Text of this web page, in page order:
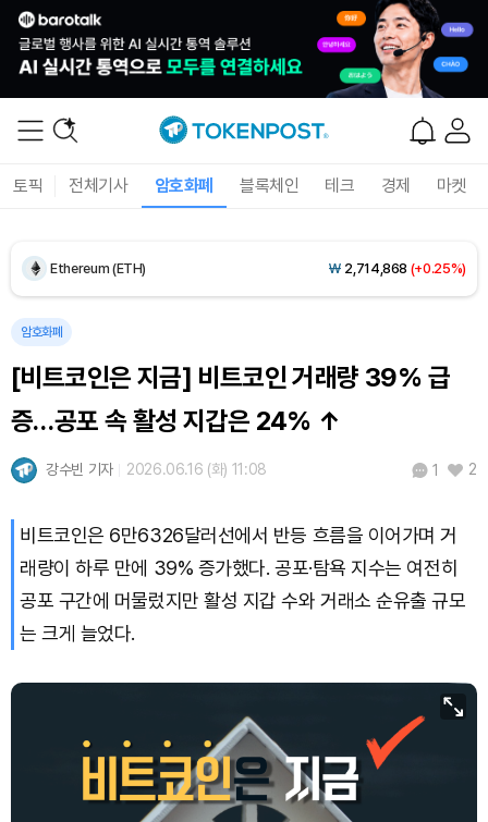
토픽 전체기사 암호화폐 블록체인 테크 경제 마켓
Ethereum (ETH) ₩ 2,714,868 (+0.25%)
Tether USDt (USDT)
BNB (BNB) ₩851,649(+0.26%)
USDC (USDC)
Solana (SOL) ₩108,407(+0.70%)
TRON (TRX) ₩ 464.7(+0.16%)
(-0.16%)
Bitcoin (BTC) ₩91,940,579
암호화폐
[비트코인은 지금] 비트코인 거래량 39% 급
증…공포 속 활성 지갑은 24% ↑
강수빈 기자 2026.06.16 (화) 11:08 1 2
비트코인은 6만6326달러선에서 반등 흐름을 이어가며 거
래량이 하루 만에 39% 증가했다. 공포·탐욕 지수는 여전히
공포 구간에 머물렀지만 활성 지갑 수와 거래소 순유출 규모
는 크게 늘었다.